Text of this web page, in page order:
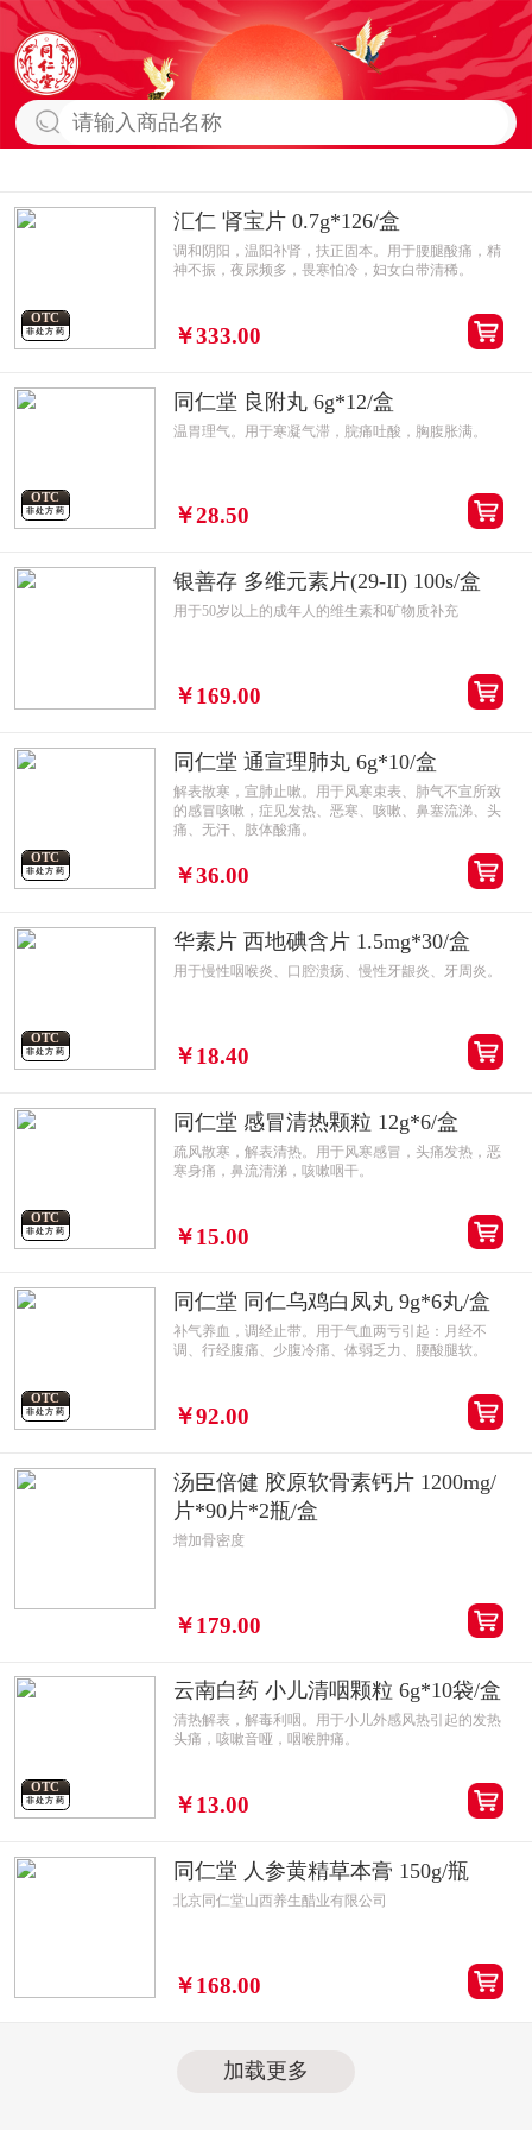
OTC
非处方药
汇仁 肾宝片 0.7g*126/盒
调和阴阳，温阳补肾，扶正固本。用于腰腿酸痛，精
神不振，夜尿频多，畏寒怕冷，妇女白带清稀。
￥333.00
OTC
非处方药
同仁堂 良附丸 6g*12/盒
温胃理气。用于寒凝气滞，脘痛吐酸，胸腹胀满。
￥28.50
银善存 多维元素片(29-II) 100s/盒
用于50岁以上的成年人的维生素和矿物质补充
￥169.00
OTC
非处方药
同仁堂 通宣理肺丸 6g*10/盒
解表散寒，宣肺止嗽。用于风寒束表、肺气不宣所致
的感冒咳嗽，症见发热、恶寒、咳嗽、鼻塞流涕、头
痛、无汗、肢体酸痛。
￥36.00
OTC
非处方药
华素片 西地碘含片 1.5mg*30/盒
用于慢性咽喉炎、口腔溃疡、慢性牙龈炎、牙周炎。
￥18.40
OTC
非处方药
同仁堂 感冒清热颗粒 12g*6/盒
疏风散寒，解表清热。用于风寒感冒，头痛发热，恶
寒身痛，鼻流清涕，咳嗽咽干。
￥15.00
OTC
非处方药
同仁堂 同仁乌鸡白凤丸 9g*6丸/盒
补气养血，调经止带。用于气血两亏引起：月经不
调、行经腹痛、少腹冷痛、体弱乏力、腰酸腿软。
￥92.00
汤臣倍健 胶原软骨素钙片 1200mg/
片*90片*2瓶/盒
增加骨密度
￥179.00
OTC
非处方药
云南白药 小儿清咽颗粒 6g*10袋/盒
清热解表，解毒利咽。用于小儿外感风热引起的发热
头痛，咳嗽音哑，咽喉肿痛。
￥13.00
同仁堂 人参黄精草本膏 150g/瓶
北京同仁堂山西养生醋业有限公司
￥168.00
加载更多